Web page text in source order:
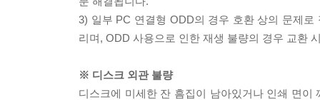
3) 일부 PC 연결형 ODD의 경우 호환 상의 문제
리며, ODD 사용으로 인한 재생 불량의 경우 교환
※ 디스크 외관 불량
디스크에 미세한 잔 흠집이 남아있거나 인쇄 면